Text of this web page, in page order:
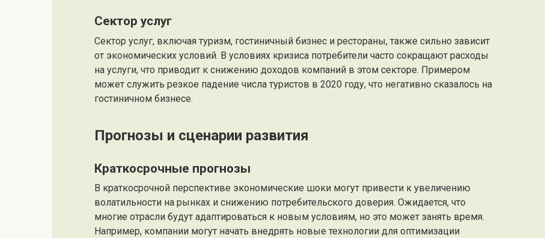
Сектор услуг
Сектор услуг, включая туризм, гостиничный бизнес и рестораны, также сильно зависит
от экономических условий. В условиях кризиса потребители часто сокращают расходы
на услуги, что приводит к снижению доходов компаний в этом секторе. Примером
может служить резкое падение числа туристов в 2020 году, что негативно сказалось на
гостиничном бизнесе.
Прогнозы и сценарии развития
Краткосрочные прогнозы
В краткосрочной перспективе экономические шоки могут привести к увеличению
волатильности на рынках и снижению потребительского доверия. Ожидается, что
многие отрасли будут адаптироваться к новым условиям, но это может занять время.
Например, компании могут начать внедрять новые технологии для оптимизации